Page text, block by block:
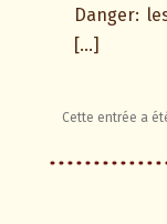
Danger:
[…]
Cette entrée a